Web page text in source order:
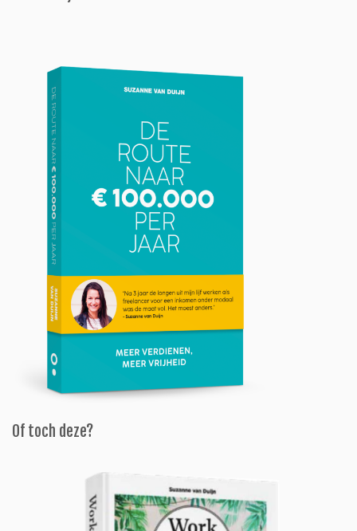
Of toch deze?